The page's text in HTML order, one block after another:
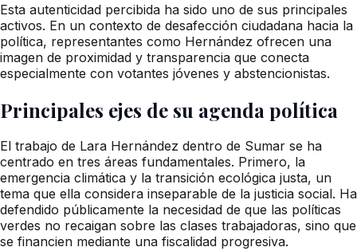
Esta autenticidad percibida ha sido uno de sus principales
activos. En un contexto de desafección ciudadana hacia la
política, representantes como Hernández ofrecen una
imagen de proximidad y transparencia que conecta
especialmente con votantes jóvenes y abstencionistas.
Principales ejes de su agenda política
El trabajo de Lara Hernández dentro de Sumar se ha
centrado en tres áreas fundamentales. Primero, la
emergencia climática y la transición ecológica justa, un
tema que ella considera inseparable de la justicia social. Ha
defendido públicamente la necesidad de que las políticas
verdes no recaigan sobre las clases trabajadoras, sino que
se financien mediante una fiscalidad progresiva.